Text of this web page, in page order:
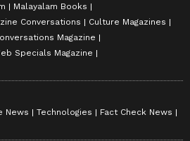
Malayalam Books
Conversations
Culture Magazines
Magazine
Specials Magazine
News Technologies
Fact Check News